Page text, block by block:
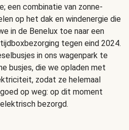
een combinatie van zonne-
op het dak en windenergie die
in de Benelux toe naar een
tegen eind 2024.
in ons wagenpark te
busjes, die we opladen met
zodat ze helemaal
op weg: op dit moment
bezorgd.